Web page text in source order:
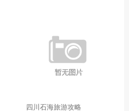
四川石海旅游攻略